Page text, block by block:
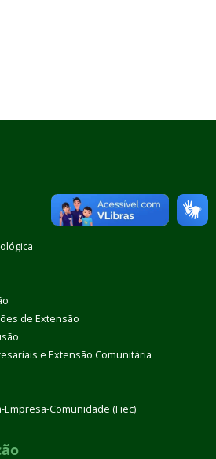
de Extensão
e Extensão Comunitária
Comunidade (Fiec)